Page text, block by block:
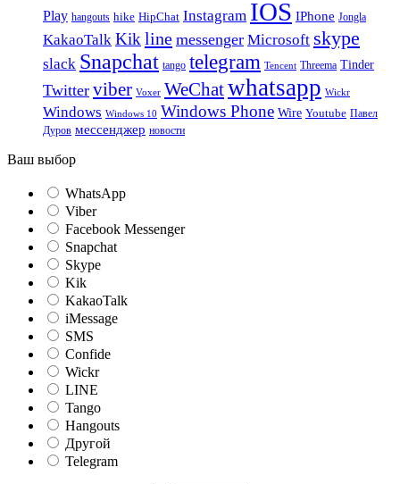
Play hangouts hike HipChat Instagram IOS IPhone Jongla
KakaoTalk Kik line messenger Microsoft skype
slack Snapchat tango telegram Tencent Threema Tinder
Twitter viber Voxer WeChatwhatsapp Wickr
Windows Windows 10 Windows Phone Wire Youtube Павел
Дуров мессенджер новости
Ваш выбор
WhatsApp
Viber
Facebook Messenger
Snapchat
Skype
Kik
KakaoTalk
iMessage
SMS
Confide
Wickr
LINE
Tango
Hangouts
Другой
Telegram